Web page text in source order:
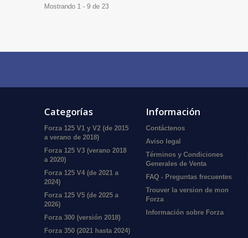
Mostrando 1 - 9 de 23
Categorías
Forza 125 V1 y V2 (de 2015
a verano de 2018)
Forza 125 V3 (verano 2018
a 2020)
Forza 125 V4 (de 2021 a
2024)
Forza 125 V5 (de 2025 a
2026)
Forza 300 (versión 2018)
Forza 350 (2021 hasta 2024)
Información
Contáctenos
Aviso legal
Términos y Condiciones
Generales de Venta
FAQ - Preguntas frecuentes
Trouver la version de mon
Forza
Información sobre Forza